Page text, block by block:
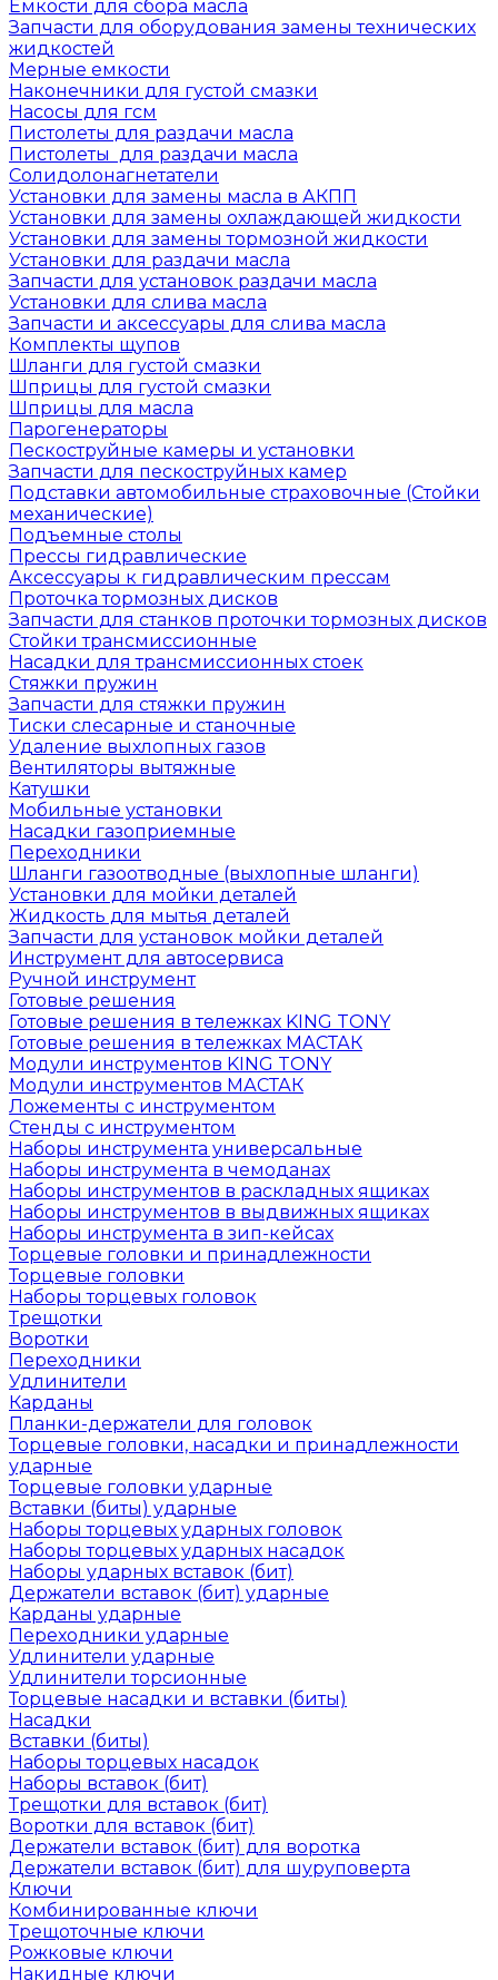
Емкости для сбора масла
Запчасти для оборудования замены технических
жидкостей
Мерные емкости
Наконечники для густой смазки
Насосы для гсм
Пистолеты для раздачи масла
Пистолеты для раздачи масла
Солидолонагнетатели
Установки для замены масла в АКПП
Установки для замены охлаждающей жидкости
Установки для замены тормозной жидкости
Установки для раздачи масла
Запчасти для установок раздачи масла
Установки для слива масла
Запчасти и аксессуары для слива масла
Комплекты щупов
Шланги для густой смазки
Шприцы для густой смазки
Шприцы для масла
Парогенераторы
Пескоструйные камеры и установки
Запчасти для пескоструйных камер
Подставки автомобильные страховочные (Стойки
механические)
Подъемные столы
Прессы гидравлические
Аксессуары к гидравлическим прессам
Проточка тормозных дисков
Запчасти для станков проточки тормозных дисков
Стойки трансмиссионные
Насадки для трансмиссионных стоек
Стяжки пружин
Запчасти для стяжки пружин
Тиски слесарные и станочные
Удаление выхлопных газов
Вентиляторы вытяжные
Катушки
Мобильные установки
Насадки газоприемные
Переходники
Шланги газоотводные (выхлопные шланги)
Установки для мойки деталей
Жидкость для мытья деталей
Запчасти для установок мойки деталей
Инструмент для автосервиса
Ручной инструмент
Готовые решения
Готовые решения в тележках KING TONY
Готовые решения в тележках МАСТАК
Модули инструментов KING TONY
Модули инструментов МАСТАК
Ложементы с инструментом
Стенды с инструментом
Наборы инструмента универсальные
Наборы инструмента в чемоданах
Наборы инструментов в раскладных ящиках
Наборы инструментов в выдвижных ящиках
Наборы инструмента в зип-кейсах
Торцевые головки и принадлежности
Торцевые головки
Наборы торцевых головок
Трещотки
Воротки
Переходники
Удлинители
Карданы
Планки-держатели для головок
Торцевые головки, насадки и принадлежности
ударные
Торцевые головки ударные
Вставки (биты) ударные
Наборы торцевых ударных головок
Наборы торцевых ударных насадок
Наборы ударных вставок (бит)
Держатели вставок (бит) ударные
Карданы ударные
Переходники ударные
Удлинители ударные
Удлинители торсионные
Торцевые насадки и вставки (биты)
Насадки
Вставки (биты)
Наборы торцевых насадок
Наборы вставок (бит)
Трещотки для вставок (бит)
Воротки для вставок (бит)
Держатели вставок (бит) для воротка
Держатели вставок (бит) для шуруповерта
Ключи
Комбинированные ключи
Трещоточные ключи
Рожковые ключи
Накидные ключи